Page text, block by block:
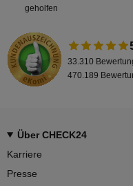
geholfen
33.310
470.189
Über CHECK24
Karriere
Presse